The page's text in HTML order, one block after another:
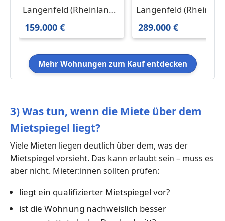
in Langenfeld
52 m²
Langenfeld (Rheinland)
40764
159.000 €
Wohnung mit
Garage
Langenfeld
40764
289.000 €
Mehr Wohnungen zum Kauf entdecken
3) Was tun, wenn die Miete über dem
Mietspiegel liegt?
Viele Mieten liegen deutlich über dem, was der
Mietspiegel vorsieht. Das kann erlaubt sein – muss es
aber nicht. Mieter:innen sollten prüfen:
liegt ein qualifizierter Mietspiegel vor?
ist die Wohnung nachweislich besser